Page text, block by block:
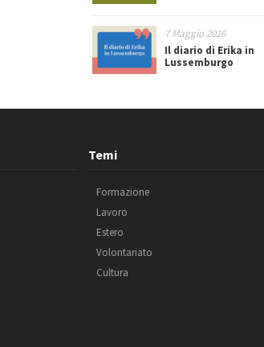
7 Maggio 2026
Il diario di Erika in
Lussemburgo
Temi
Formazione
Lavoro
Estero
Volontariato
Cultura